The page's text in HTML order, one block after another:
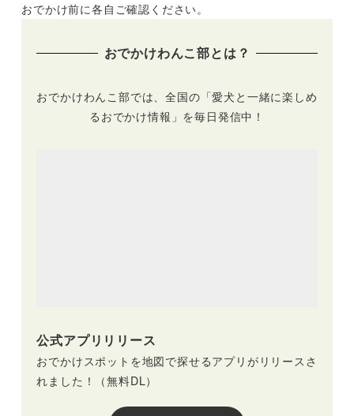
おでかけ前に各自ご確認ください。
おでかけわんこ部とは？
おでかけわんこ部では、全国の「愛犬と一緒に楽しめ
るおでかけ情報」を毎日発信中！
公式アプリリリース
おでかけスポットを地図で探せるアプリがリリースさ
れました！（無料DL）